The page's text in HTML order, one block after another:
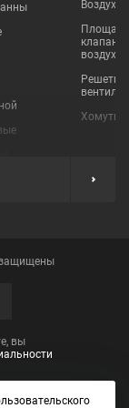
клапаны
Решетки
Хомуты
защищены
вы